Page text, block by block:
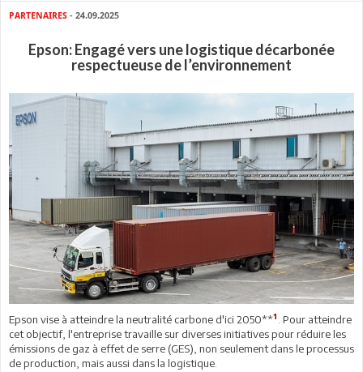
PARTENAIRES - 24.09.2025
Epson: Engagé vers une logistique décarbonée
respectueuse de l’environnement
Epson vise à atteindre la neutralité carbone d'ici 2050**1
. Pour atteindre
cet objectif, l'entreprise travaille sur diverses initiatives pour réduire les
émissions de gaz à effet de serre (GES), non seulement dans le processus
de production, mais aussi dans la logistique.